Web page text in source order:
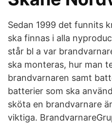
Sedan 1999 det funnits
ska finnas i alla
står bl a var
ska monteras, hur man
brandvarnaren samt
batterier som ska
sköta en brandvarnare
viktiga.